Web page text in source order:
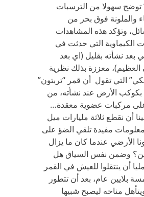
توضح سهولا من الترسبات
والملونة فوق بحر من
وتؤكد هذه المشاهدات
الكيماوية التي حدثت في
بعد نشأته بقليل (اي بعد
العظيم)، معززة بذلك نظرية
التي تقول أن قمر “تربتون”
بكوكب الأرض عند نشأته، من
مركبات عضوية معقدة…
أن نقطع ثلاثة مليارات ميل
مفيدة تلقي الضؤ على
الأرضي عندما كان ما يزال
وضمن نفس السياق هل
أن ينتقلوا للعيش في القمر
بلايين عام، بعد أن تتطور
مناخه ليصبح شبيها